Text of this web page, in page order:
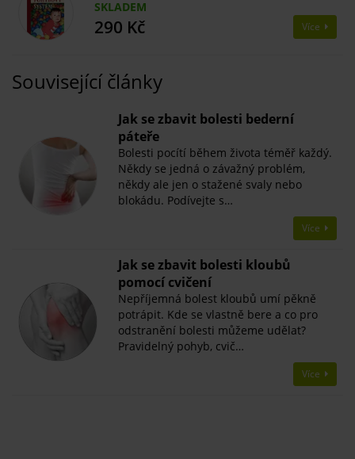
SKLADEM
290 Kč Více
Související články
Jak se zbavit bolesti bederní
páteře
Bolesti pocítí během života téměř každý.
Někdy se jedná o závažný problém,
někdy ale jen o stažené svaly nebo
blokádu. Podívejte s…
Více
Jak se zbavit bolesti kloubů
pomocí cvičení
Nepříjemná bolest kloubů umí pěkně
potrápit. Kde se vlastně bere a co pro
odstranění bolesti můžeme udělat?
Pravidelný pohyb, cvič…
Více